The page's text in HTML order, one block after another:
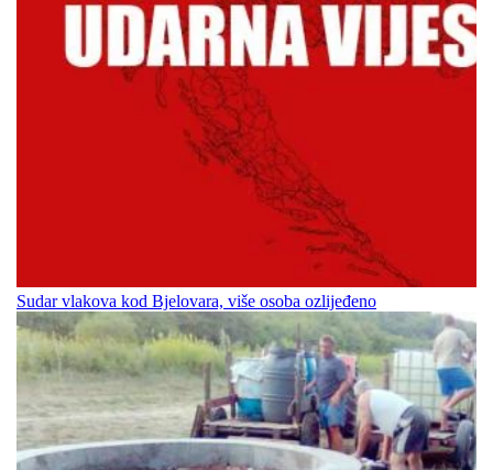
Sudar vlakova kod Bjelovara, više osoba ozlijeđeno